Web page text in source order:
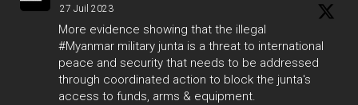
27 Juil 2023
More evidence showing that the illegal
#Myanmar military junta is a threat to international
peace and security that needs to be addressed
through coordinated action to block the junta's
access to funds, arms & equipment.